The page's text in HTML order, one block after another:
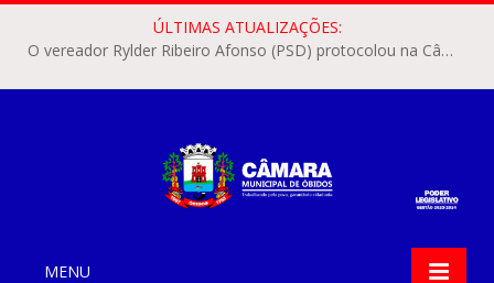
ÚLTIMAS ATUALIZAÇÕES:
O vereador Rylder Ribeiro Afonso (PSD) protocolou na Câmara Municipal de Óbidos o Requerimento nº 346/2026.
MENU